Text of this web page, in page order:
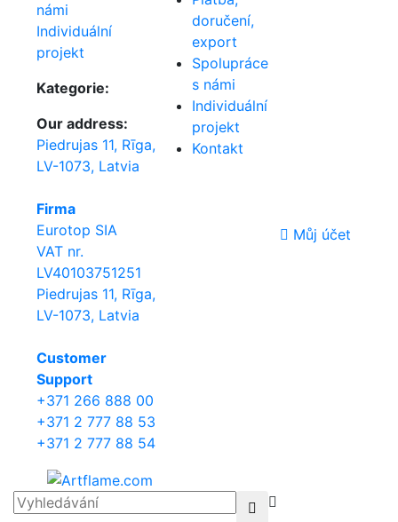
námi
Individuální
projekt
Kategorie:
Our address:
Piedrujas 11, Rīga,
LV-1073, Latvia
Firma
Eurotop SIA
VAT nr.
LV40103751251
Piedrujas 11, Rīga,
LV-1073, Latvia
Сustomer
Support
+371 266 888 00
+371 2 777 88 53
+371 2 777 88 54
doručení,
export
Spolupráce
s námi
Individuální
projekt
Kontakt
Můj účet